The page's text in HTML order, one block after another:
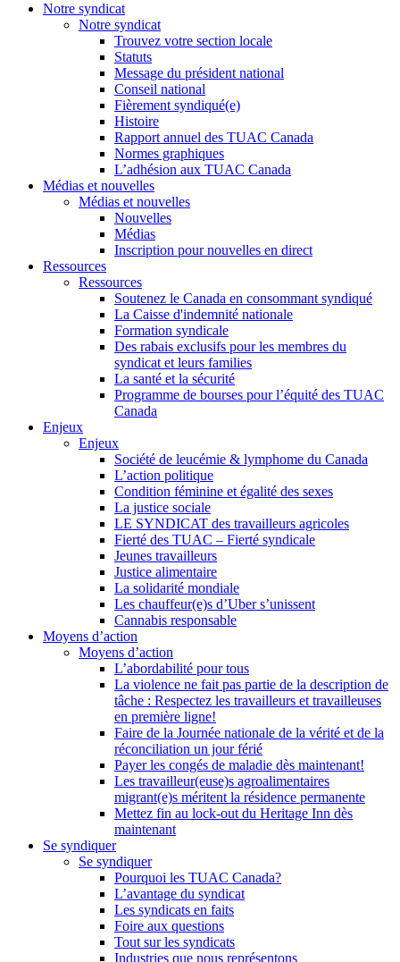
Notre syndicat
Notre syndicat
Trouvez votre section locale
Statuts
Message du président national
Conseil national
Fièrement syndiqué(e)
Histoire
Rapport annuel des TUAC Canada
Normes graphiques
L’adhésion aux TUAC Canada
Médias et nouvelles
Médias et nouvelles
Nouvelles
Médias
Inscription pour nouvelles en direct
Ressources
Ressources
Soutenez le Canada en consommant syndiqué
La Caisse d'indemnité nationale
Formation syndicale
Des rabais exclusifs pour les membres du
syndicat et leurs families
La santé et la sécurité
Programme de bourses pour l’équité des TUAC
Canada
Enjeux
Enjeux
Société de leucémie & lymphome du Canada
L’action politique
Condition féminine et égalité des sexes
La justice sociale
LE SYNDICAT des travailleurs agricoles
Fierté des TUAC – Fierté syndicale
Jeunes travailleurs
Justice alimentaire
La solidarité mondiale
Les chauffeur(e)s d’Uber s’unissent
Cannabis responsable
Moyens d’action
Moyens d’action
L’abordabilité pour tous
La violence ne fait pas partie de la description de
tâche : Respectez les travailleurs et travailleuses
en première ligne!
Faire de la Journée nationale de la vérité et de la
réconciliation un jour férié
Payer les congés de maladie dès maintenant!
Les travailleur(euse)s agroalimentaires
migrant(e)s méritent la résidence permanente
Mettez fin au lock-out du Heritage Inn dès
maintenant
Se syndiquer
Se syndiquer
Pourquoi les TUAC Canada?
L’avantage du syndicat
Les syndicats en faits
Foire aux questions
Tout sur les syndicats
Industries que nous représentons